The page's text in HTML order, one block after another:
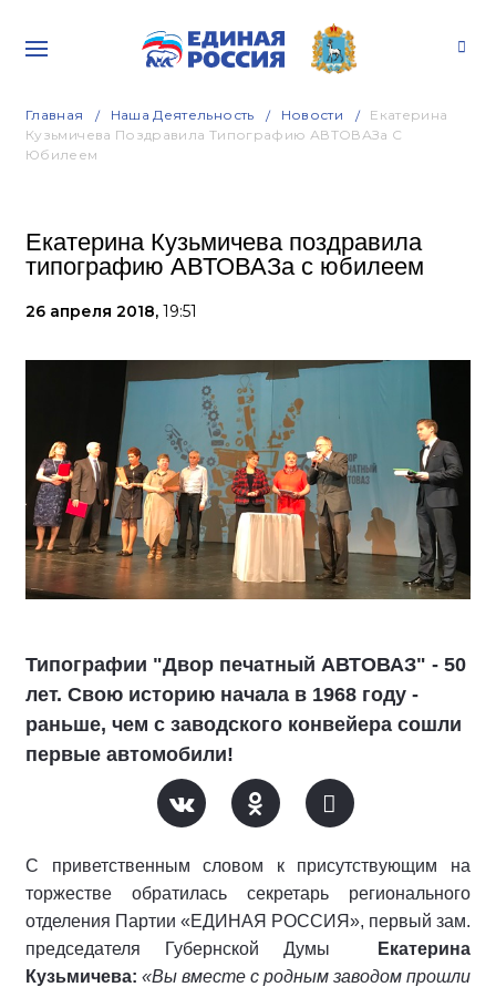
Главная Наша Деятельность Новости
Екатерина
Кузьмичева Поздравила Типографию АВТОВАЗа С
Юбилеем
Екатерина Кузьмичева поздравила
типографию АВТОВАЗа с юбилеем
26 апреля 2018, 19:51
Типографии "Двор печатный АВТОВАЗ" - 50
лет. Свою историю начала в 1968 году -
раньше, чем с заводского конвейера сошли
первые автомобили!
С приветственным словом к присутствующим на
торжестве обратилась секретарь регионального
отделения Партии «ЕДИНАЯ РОССИЯ», первый зам.
председателя Губернской Думы
Екатерина
Кузьмичева: «Вы вместе с родным заводом прошли